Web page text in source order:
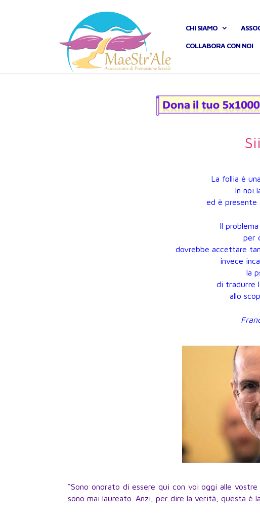
CHI SIAMO
COLLABORA CON NOI
La follia è
In noi
ed è presente
Il
per
dovrebbe accettare
invece
la
di tradurre
allo
“Sono onorato di essere qui con voi oggi alle
sono mai laureato. Anzi, per dire la verità, questa è